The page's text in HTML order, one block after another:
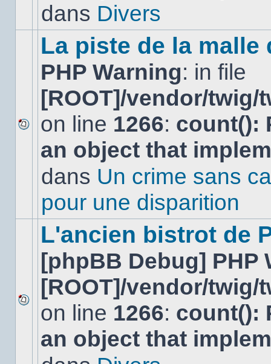
dansdans Divers
Aucun
nouveau
message
sujet.
La piste de la malle
PHP Warning: in file
[ROOT]/vendor/
on line 1266: count():
an object that
dans Un crime sans
pour une disparition
Aucun
nouveau
message
non-
L'ancien bistrot de
[phpBB Debug] PHP
[ROOT]/vendor/
on line 1266: count():
an object that